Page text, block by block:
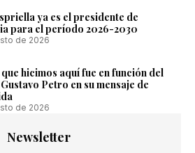
ya es el presidente de
para el período 2026-2030
de 2026
hicimos aquí fue en función del
Petro en su mensaje de
de 2026
Newsletter